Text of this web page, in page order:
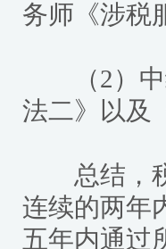
务师《涉税
（2）中
法二》以及
总结，税
连续的两年
五年内通过